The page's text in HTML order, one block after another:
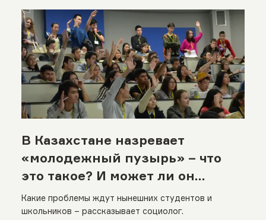
В Казахстане назревает
«молодежный пузырь» – что
это такое? И может ли он
привести к молодежным
протестам?
Какие проблемы ждут нынешних студентов и
школьников – рассказывает социолог.